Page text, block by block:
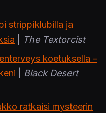
strippiklubilla ja
The Textorcist
koetuksella –
Black Desert
ratkaisi mysteerin